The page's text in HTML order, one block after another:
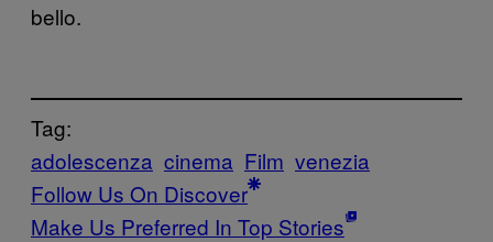
bello.
Tag:
adolescenza cinema Film venezia
Follow Us On Discover
Make Us Preferred In Top Stories